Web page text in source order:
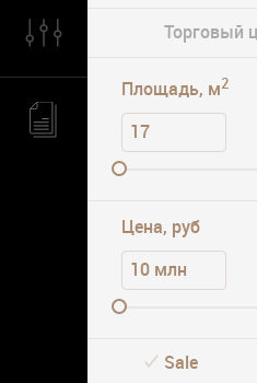
Царицыно
Парковка
Площадь, м2
Цена, руб
Sale